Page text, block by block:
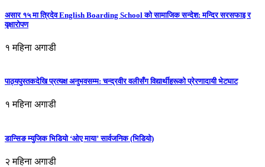
असार १५ मा त्रिदेव English Boarding School को सामाजिक सन्देश: मन्दिर सरसफाइ र
वृक्षारोपण
१ महिना अगाडी
पाठ्यपुस्तकदेखि प्रत्यक्ष अनुभवसम्म: चन्द्रवीर वलीसँग विद्यार्थीहरूको प्रेरणादायी भेटघाट
१ महिना अगाडी
डान्सिङ म्युजिक भिडियो ‘ओए माया’ सार्वजनिक (भिडियो)
२ महिना अगाडी